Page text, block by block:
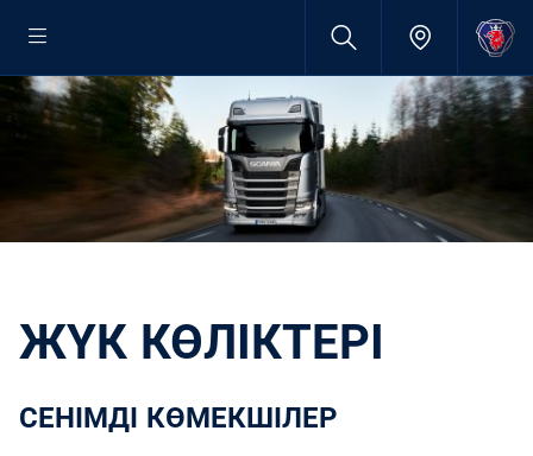
ЖҮК КӨЛІКТЕРІ
СЕНІМДІ КӨМЕКШІЛЕР